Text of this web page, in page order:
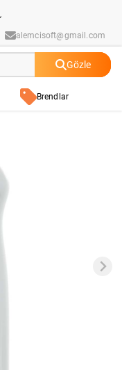
alemcisoft@gmail.com
Gözle
Brendlar